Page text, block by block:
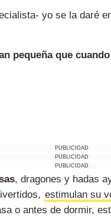
yo se la daré
pequeña que
PUBLICIDAD
PUBLICIDAD
PUBLICIDAD
, dragones y hadas
estimulan su
o antes de dormir,